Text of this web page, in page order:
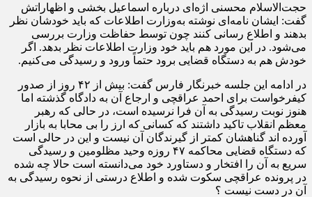
حجت‌الاسلام محسنی اژه‌ای درباره اسماعیل بخشی و اظهاراتش
گفت: ایشان نامه‌ای نوشته به‌وزارت اطلاعات که باید خودشان نظر
بدهند و اطلاع رسانی کنند چون توسط حفاظت وزارت بررسی
می‌شود. در این مورد هم باید خود وزارت اطلاعات نظر بدهد. اگر
خودش هم به دستگاه قضایی برود حتماً ورود و رسیدگی می‌کنیم.
در ادامه این جلسه خبرنگار فارس گفت: بیش از ۴۲ روز از صدور
کیفرخواست برای احمد عراقچی و ارجاع آن به دادگاه گذشته اما
هنوز نوبت رسیدگی به آن فرا نرسیده است، در حالی که رهبر
معظم انقلاب تاکید داشتند که کسانی که ارز را بی محابا به بازار
آورده اند گناهشان کمتر از گیرندگان آن نیست و این در حالی است
که دستگاه قضایی محاکمه ۴۷ روزه وحید مظلومین و رسیدگی
سریع به آن را افتخار و دستاورد خود می‌دانسته است حالا چه شده
در پرونده عراقچی سکوت شده و اطلاع درستی از نحوه رسیدگی به
آن در دست نیست ؟